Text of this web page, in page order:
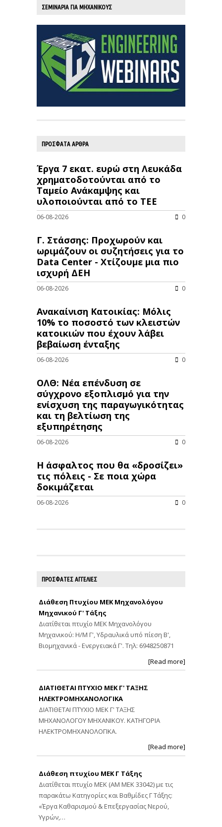
ΣΕΜΙΝΑΡΙΑ ΓΙΑ ΜΗΧΑΝΙΚΟΥΣ
ΠΡΟΣΦΑΤΑ ΑΡΘΡΑ
Έργα 7 εκατ. ευρώ στη Λευκάδα
χρηματοδοτούνται από το
Ταμείο Ανάκαμψης και
υλοποιούνται από το ΤΕΕ
06-08-2026 0
Γ. Στάσσης: Προχωρούν και
ωριμάζουν οι συζητήσεις για το
Data Center - Χτίζουμε μια πιο
ισχυρή ΔΕΗ
06-08-2026 0
Ανακαίνιση Κατοικίας: Μόλις
10% το ποσοστό των κλειστών
κατοικιών που έχουν λάβει
βεβαίωση ένταξης
06-08-2026 0
ΟΛΘ: Νέα επένδυση σε
σύγχρονο εξοπλισμό για την
ενίσχυση της παραγωγικότητας
και τη βελτίωση της
εξυπηρέτησης
06-08-2026 0
Η άσφαλτος που θα «δροσίζει»
τις πόλεις - Σε ποια χώρα
δοκιμάζεται
06-08-2026 0
ΠΡΟΣΦΑΤΕΣ ΑΓΓΕΛΙΕΣ
Διάθεση Πτυχίου ΜΕΚ Μηχανολόγου
Μηχανικού Γ' Τάξης
Διατίθεται πτυχίο ΜΕΚ Μηχανολόγου
Μηχανικού: Η/Μ Γ', Υδραυλικά υπό πίεση Β',
Βιομηχανικά - Ενεργειακά Γ'. Τηλ: 6948250871
[Read more]
ΔΙΑΤΙΘΕΤΑΙ ΠΤΥΧΙΟ ΜΕΚ Γ' ΤΑΞΗΣ
ΗΛΕΚΤΡΟΜΗΧΑΝΟΛΟΓΙΚΑ
ΔΙΑΤΙΘΕΤΑΙ ΠΤΥΧΙΟ ΜΕΚ Γ' ΤΑΞΗΣ
ΜΗΧΑΝΟΛΟΓΟΥ ΜΗΧΑΝΙΚΟΥ. ΚΑΤΗΓΟΡΙΑ
ΗΛΕΚΤΡΟΜΗΧΑΝΟΛΟΓΙΚΑ.
[Read more]
Διάθεση πτυχίου ΜΕΚ Γ Τάξης
Διατίθεται πτυχίο ΜΕΚ (ΑΜ ΜΕΚ 33042) με τις
παρακάτω Κατηγορίες και Βαθμίδες Γ Τάξης:
«Έργα Καθαρισμού & Επεξεργασίας Νερού,
Υγρών,…